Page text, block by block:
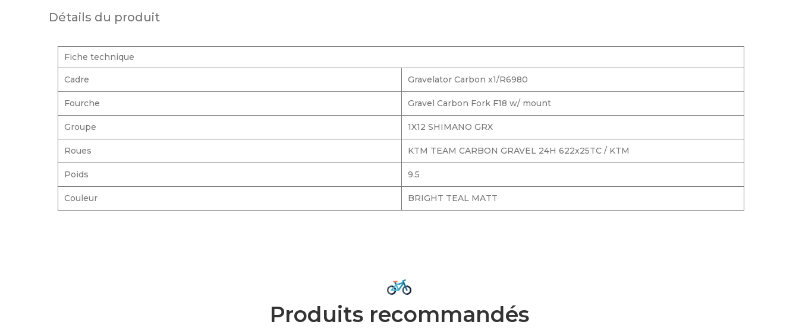
Détails du produit
Fiche technique
Cadre Gravelator Carbon x1/R6980
Fourche Gravel Carbon Fork F18 w/ mount
Groupe 1X12 SHIMANO GRX
Roues KTM TEAM CARBON GRAVEL 24H 622x25TC / KTM
Poids 9.5
Couleur BRIGHT TEAL MATT
Produits recommandés